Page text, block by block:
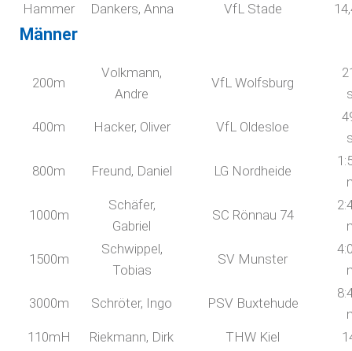
Hammer Dankers, Anna VfL Stade
Männer
200m
Volkmann,
Andre
VfL Wolfsburg
400m Hacker, Oliver VfL Oldesloe
800m Freund, Daniel LG Nordheide
1000m
Schäfer,
Gabriel
SC Rönnau 74
1500m
Schwippel,
Tobias
SV Munster
3000m Schröter, Ingo PSV Buxtehude
110mH
Riekmann, Dirk THW Kiel